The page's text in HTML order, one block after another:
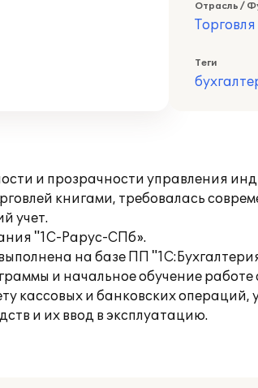
Отрасль /
Торговля
Теги
и прозрачности управления
книгами, требовалась
учет.
"1С-Рарус-СПб».
на базе ПП
и начальное обучение работе
кассовых и банковских операций,
и их ввод в эксплуатацию.